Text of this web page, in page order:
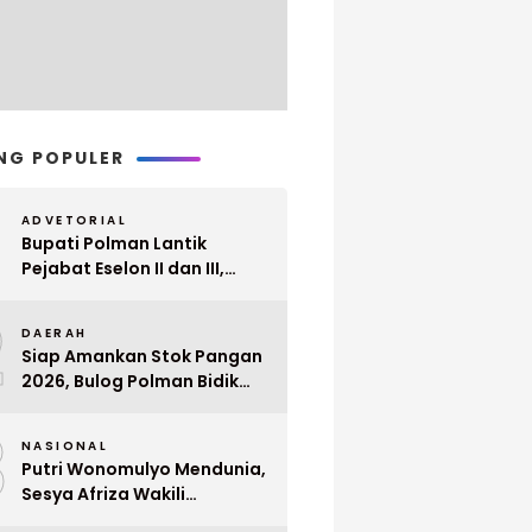
POPULER
ADVETORIAL
Bupati Polman Lantik
Pejabat Eselon II dan III,
DAERAH
Siap Amankan Stok Pangan
2026, Bulog Polman Bidik
NASIONAL
Putri Wonomulyo Mendunia,
Sesya Afriza Wakili